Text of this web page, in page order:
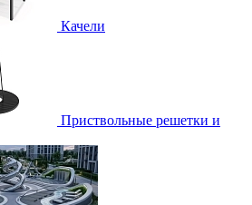
Качели
Приствольные решетки и